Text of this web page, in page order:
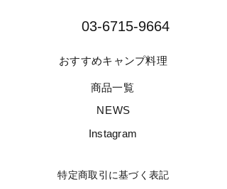
03-6715-9664​
​おすすめキャンプ料理
​商品一覧
​NEWS
​Instagram
​特定商取引に基づく表記